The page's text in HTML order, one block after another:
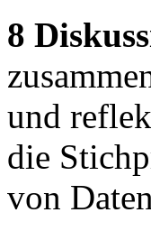
8
und
die
von